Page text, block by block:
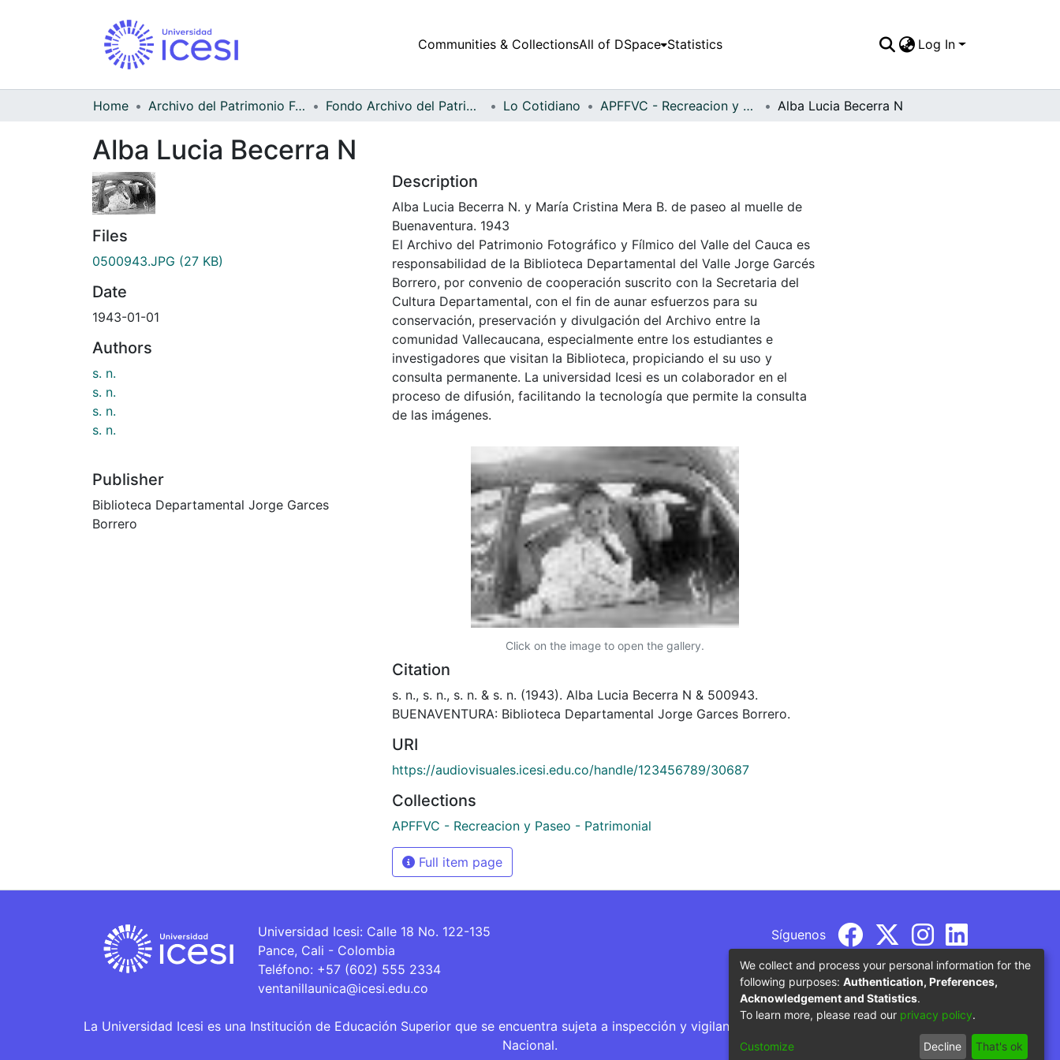
Communities & CollectionsAll of DSpace Statistics Log In
Home Archivo del Patrimonio Fotográfico y Fílmico del Valle del Cauca Fondo Archivo del Patrimonio Fotográfico y Fílmico del Valle del Cauca Lo Cotidiano APFFVC - Recreacion y Paseo - Patrimonial Alba Lucia Becerra N
Alba Lucia Becerra N
Files
0500943.JPG (27 KB)
Date
1943-01-01
Authors
s. n.
s. n.
s. n.
s. n.
Publisher
Biblioteca Departamental Jorge Garces
Borrero
Description
Alba Lucia Becerra N. y María Cristina Mera B. de paseo al muelle de
Buenaventura. 1943
El Archivo del Patrimonio Fotográfico y Fílmico del Valle del Cauca es
responsabilidad de la Biblioteca Departamental del Valle Jorge Garcés
Borrero, por convenio de cooperación suscrito con la Secretaria del
Cultura Departamental, con el fin de aunar esfuerzos para su
conservación, preservación y divulgación del Archivo entre la
comunidad Vallecaucana, especialmente entre los estudiantes e
investigadores que visitan la Biblioteca, propiciando el su uso y
consulta permanente. La universidad Icesi es un colaborador en el
proceso de difusión, facilitando la tecnología que permite la consulta
de las imágenes.
Click on the image to open the gallery.
Citation
s. n., s. n., s. n. & s. n. (1943). Alba Lucia Becerra N & 500943.
BUENAVENTURA: Biblioteca Departamental Jorge Garces Borrero.
URI
https://audiovisuales.icesi.edu.co/handle/123456789/30687
Collections
APFFVC - Recreacion y Paseo - Patrimonial
Full item page
Universidad Icesi: Calle 18 No. 122-135
Pance, Cali - Colombia
Teléfono: +57 (602) 555 2334
ventanillaunica@icesi.edu.co
Síguenos
La Universidad Icesi es una Institución de Educación Superior que se encuentra sujeta a inspección y vigilancia por parte del Ministerio de Educación
Nacional.
We collect and process your personal information for the
following purposes: Authentication, Preferences,
Acknowledgement and Statistics.
To learn more, please read our privacy policy.
Customize Decline That's ok